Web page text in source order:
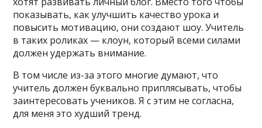
показывать, как улучшить качество урока и
повысить мотивацию, они создают шоу. Учитель
в таких роликах — клоун, который всеми силами
должен удержать внимание.
В том числе из-за этого многие думают, что
учитель должен буквально приплясывать, чтобы
заинтересовать учеников. Я с этим не согласна,
для меня это худший тренд.